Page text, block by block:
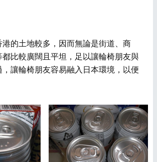
港的土地較多，因而無論是街道、商
比較廣闊且平坦，足以讓輪椅朋友與
讓輪椅朋友容易融入日本環境，以便